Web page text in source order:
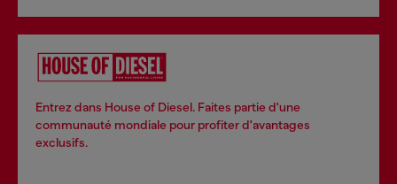
Entrez dans House of Diesel. Faites partie d'une
communauté mondiale pour profiter d'avantages
exclusifs.